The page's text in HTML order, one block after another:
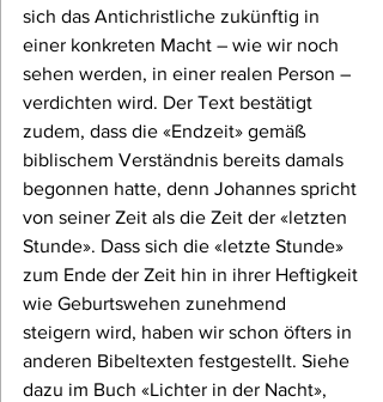
sich das Antichristliche zukünftig in
einer konkreten Macht – wie wir noch
sehen werden, in einer realen Person –
verdichten wird. Der Text bestätigt
zudem, dass die «Endzeit» gemäß
biblischem Verständnis bereits damals
begonnen hatte, denn Johannes spricht
von seiner Zeit als die Zeit der «letzten
Stunde». Dass sich die «letzte Stunde»
zum Ende der Zeit hin in ihrer Heftigkeit
wie Geburtswehen zunehmend
steigern wird, haben wir schon öfters in
anderen Bibeltexten festgestellt. Siehe
dazu im Buch «Lichter in der Nacht»,